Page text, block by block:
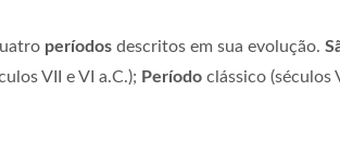
períodos descritos em sua evolução.
VII e VI a.C.); Período clássico (séculos